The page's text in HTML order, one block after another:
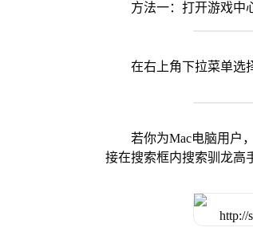
方法一：打开游戏中
在右上角下拉菜单选
若你为Mac电脑用户
接在搜索框内搜索驯龙高